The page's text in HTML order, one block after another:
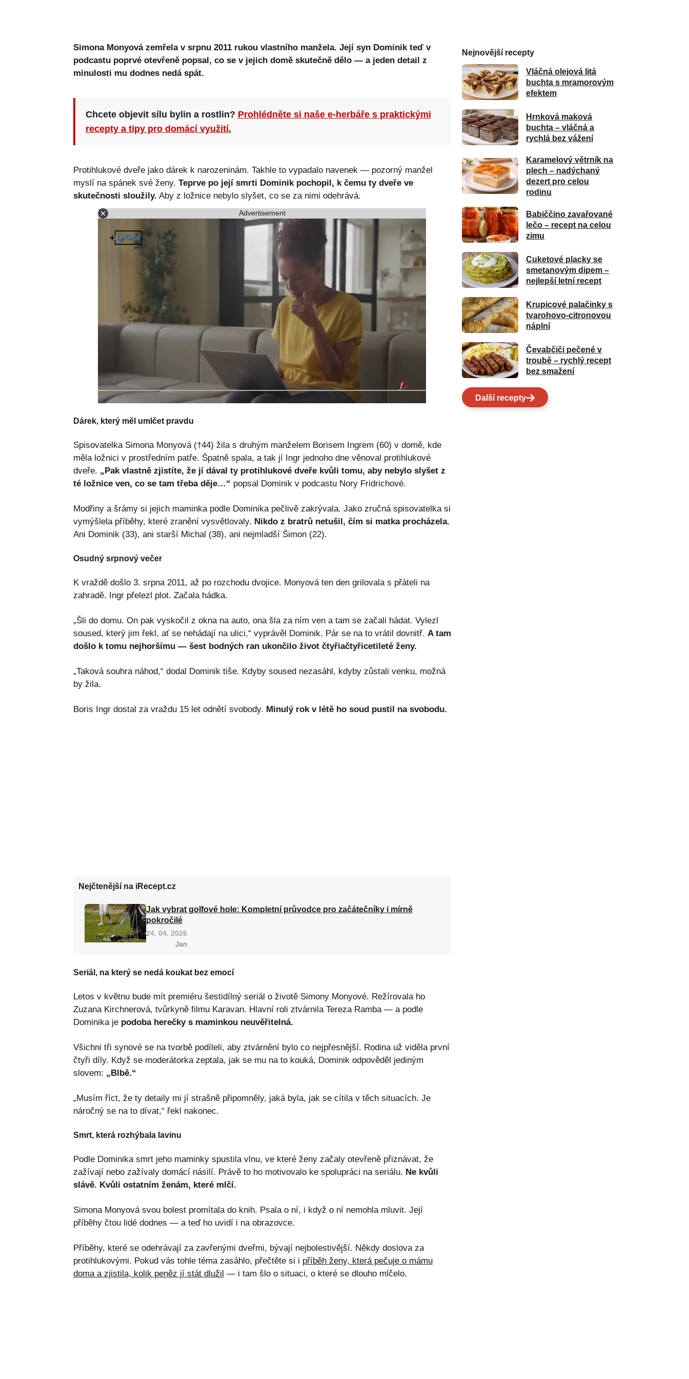
Simona Monyová zemřela v srpnu 2011 rukou vlastního manžela. Její syn Dominik teď v
podcastu poprvé otevřeně popsal, co se v jejich domě skutečně dělo — a jeden detail z
minulosti mu dodnes nedá spát.
Chcete objevit sílu bylin a rostlin? Prohlédněte si naše e-herbáře s praktickými
recepty a tipy pro domácí využití.
Protihlukové dveře jako dárek k narozeninám. Takhle to vypadalo navenek — pozorný manžel
myslí na spánek své ženy. Teprve po její smrti Dominik pochopil, k čemu ty dveře ve
skutečnosti sloužily. Aby z ložnice nebylo slyšet, co se za nimi odehrává.
Advertisement
Dárek, který měl umlčet pravdu
Spisovatelka Simona Monyová (†44) žila s druhým manželem Borisem Ingrem (60) v domě, kde
měla ložnici v prostředním patře. Špatně spala, a tak jí Ingr jednoho dne věnoval protihlukové
dveře. „Pak vlastně zjistíte, že jí dával ty protihlukové dveře kvůli tomu, aby nebylo slyšet z
té ložnice ven, co se tam třeba děje…“ popsal Dominik v podcastu Nory Fridrichové.
Modřiny a šrámy si jejich maminka podle Dominika pečlivě zakrývala. Jako zručná spisovatelka si
vymýšlela příběhy, které zranění vysvětlovaly. Nikdo z bratrů netušil, čím si matka procházela.
Ani Dominik (33), ani starší Michal (38), ani nejmladší Šimon (22).
Osudný srpnový večer
K vraždě došlo 3. srpna 2011, až po rozchodu dvojice. Monyová ten den grilovala s přáteli na
zahradě. Ingr přelezl plot. Začala hádka.
„Šli do domu. On pak vyskočil z okna na auto, ona šla za ním ven a tam se začali hádat. Vylezl
soused, který jim řekl, ať se nehádají na ulici,“ vyprávěl Dominik. Pár se na to vrátil dovnitř. A tam
došlo k tomu nejhoršímu — šest bodných ran ukončilo život čtyřiačtyřicetileté ženy.
„Taková souhra náhod,“ dodal Dominik tiše. Kdyby soused nezasáhl, kdyby zůstali venku, možná
by žila.
Boris Ingr dostal za vraždu 15 let odnětí svobody. Minulý rok v létě ho soud pustil na svobodu.
Nejčtenější na iRecept.cz
Jak vybrat golfové hole: Kompletní průvodce pro začátečníky i mírně
pokročilé
24. 04. 2026
Jan
Seriál, na který se nedá koukat bez emocí
Letos v květnu bude mít premiéru šestidílný seriál o životě Simony Monyové. Režírovala ho
Zuzana Kirchnerová, tvůrkyně filmu Karavan. Hlavní roli ztvárnila Tereza Ramba — a podle
Dominika je podoba herečky s maminkou neuvěřitelná.
Všichni tři synové se na tvorbě podíleli, aby ztvárnění bylo co nejpřesnější. Rodina už viděla první
čtyři díly. Když se moderátorka zeptala, jak se mu na to kouká, Dominik odpověděl jediným
slovem: „Blbě.“
„Musím říct, že ty detaily mi jí strašně připomněly, jaká byla, jak se cítila v těch situacích. Je
náročný se na to dívat,“ řekl nakonec.
Smrt, která rozhýbala lavinu
Podle Dominika smrt jeho maminky spustila vlnu, ve které ženy začaly otevřeně přiznávat, že
zažívají nebo zažívaly domácí násilí. Právě to ho motivovalo ke spolupráci na seriálu. Ne kvůli
slávě. Kvůli ostatním ženám, které mlčí.
Simona Monyová svou bolest promítala do knih. Psala o ní, i když o ní nemohla mluvit. Její
příběhy čtou lidé dodnes — a teď ho uvidí i na obrazovce.
Příběhy, které se odehrávají za zavřenými dveřmi, bývají nejbolestivější. Někdy doslova za
protihlukovými. Pokud vás tohle téma zasáhlo, přečtěte si i příběh ženy, která pečuje o mámu
doma a zjistila, kolik peněz jí stát dlužil — i tam šlo o situaci, o které se dlouho mlčelo.
Nejnovější recepty
Vláčná olejová litá
buchta s mramorovým
efektem
Hrnková maková
buchta – vláčná a
rychlá bez vážení
Karamelový větrník na
plech – nadýchaný
dezert pro celou
rodinu
Babiččino zavařované
lečo – recept na celou
zimu
Cuketové placky se
smetanovým dipem –
nejlepší letní recept
Krupicové palačinky s
tvarohovo-citronovou
náplní
Čevabčiči pečené v
troubě – rychlý recept
bez smažení
Další recepty